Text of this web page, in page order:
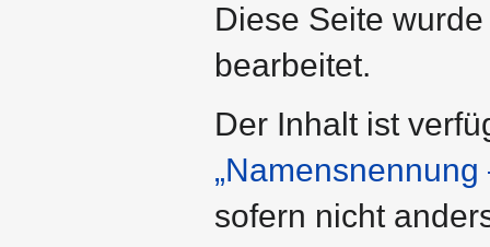
Diese Seite
bearbeitet.
Der Inhalt ist
sofern nicht